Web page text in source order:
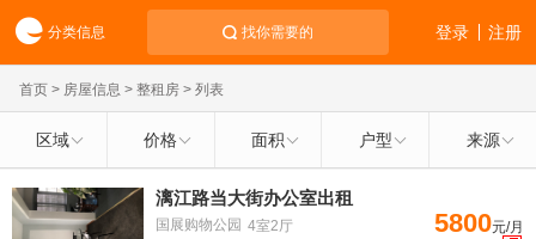
分类信息 找你需要的 注册
登录
首页 > 房屋信息 > 整租房 > 列表
区域 价格 面积 户型 来源
漓江路当大街办公室出租
国展购物公园 4室2厅
5800元/月